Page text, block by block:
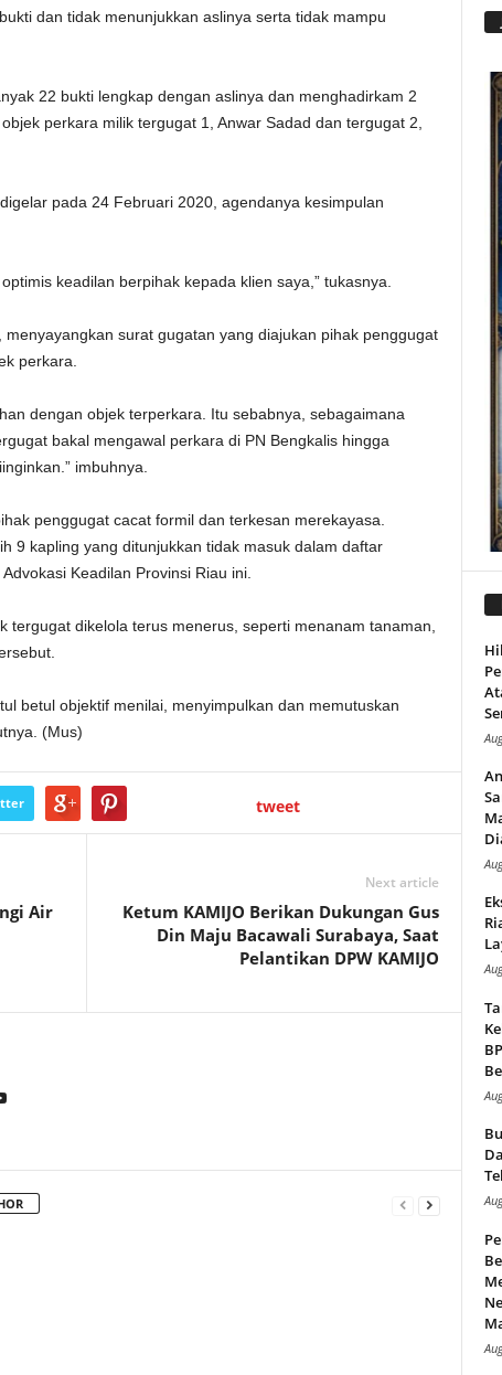
dan tidak menunjukkan aslinya serta tidak mampu
22 bukti lengkap dengan aslinya dan menghadirkam 2
perkara milik tergugat 1, Anwar Sadad dan tergugat 2,
pada 24 Februari 2020, agendanya kesimpulan
keadilan berpihak kepada klien saya,” tukasnya.
surat gugatan yang diajukan pihak penggugat
perkara.
dengan objek terperkara. Itu sebabnya, sebagaimana
bakal mengawal perkara di PN Bengkalis hingga
imbuhnya.
penggugat cacat formil dan terkesan merekayasa.
9 kapling yang ditunjukkan tidak masuk dalam daftar
Keadilan Provinsi Riau ini.
tergugat dikelola terus menerus, seperti menanam tanaman,
betul objektif menilai, menyimpulkan dan memutuskan
(Mus)
tweet
Air
Next article
Ketum KAMIJO Berikan Dukungan Gus
Din Maju Bacawali Surabaya, Saat
Pelantikan DPW KAMIJO